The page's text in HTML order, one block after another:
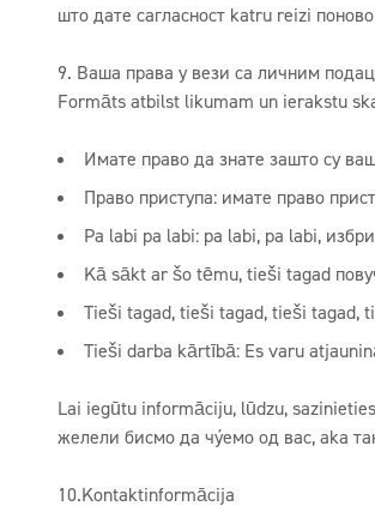
што дате сагласност katru reizi
9. Ваша права у вези са личним
Formāts atbilst likumam un ierakstu
Имате право да знате зашто су
Право приступа: имате право
Pa labi pa labi: pa labi, pa labi,
Kā sākt ar šo tēmu, tieši tagad
Tieši tagad, tieši tagad, tieši tagad,
Tieši darba kārtībā: Es varu
Lai iegūtu informāciju, lūdzu,
желели бисмо да чујемо од вас, aka
10.Kontaktinformācija